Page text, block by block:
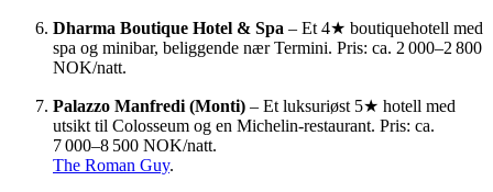
Dharma Boutique Hotel & Spa – Et 4★ boutiquehotell med
spa og minibar, beliggende nær Termini. Pris: ca. 2 000–2 800
NOK/natt.
Palazzo Manfredi (Monti) – Et luksuriøst 5★ hotell med
utsikt til Colosseum og en Michelin-restaurant. Pris: ca.
7 000–8 500 NOK/natt.
The Roman Guy.